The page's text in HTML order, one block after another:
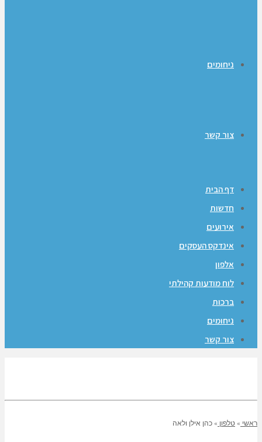
ניחומים
צור קשר
דף הבית
חדשות
אירועים
אינדקס העסקים
אלפון
לוח מודעות קהילתי
ברכות
ניחומים
צור קשר
ראשי » טלפון » כהן אילן ולאה